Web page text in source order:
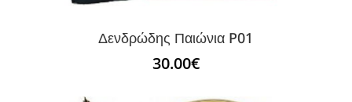
Δενδρώδης Παιώνια P01
30.00€